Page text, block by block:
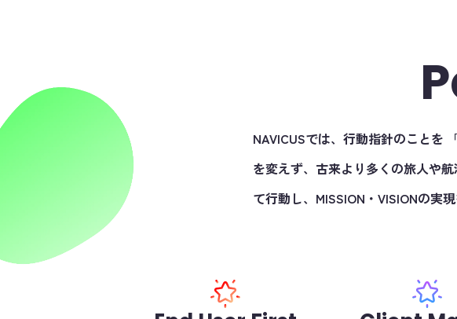
NAVICUSでは、行動指針のことを
を変えず、古来より多くの旅人や
て行動し、MISSION・VISIONの実